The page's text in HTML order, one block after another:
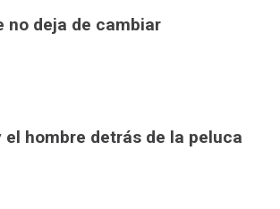
no deja de cambiar
hombre detrás de la peluca